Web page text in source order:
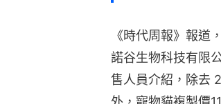
《時代周報》報道
諾谷生物科技有限
售人員介紹，除去